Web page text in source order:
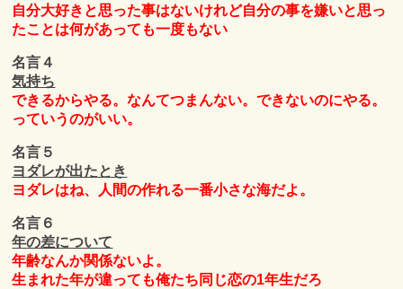
自分大好きと思った事はないけれど自分の事を嫌いと思っ
たことは何があっても一度もない
名言４
気持ち
できるからやる。なんてつまんない。できないのにやる。
っていうのがいい。
名言５
ヨダレが出たとき
ヨダレはね、人間の作れる一番小さな海だよ。
名言６
年の差について
年齢なんか関係ないよ。
生まれた年が違っても俺たち同じ恋の1年生だろ